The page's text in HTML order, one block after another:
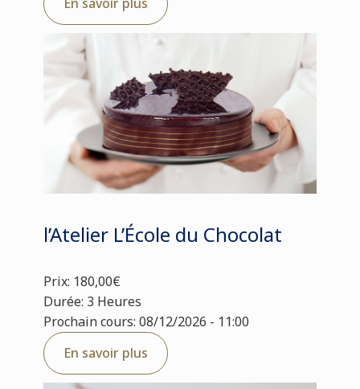
l’Atelier L’École du Chocolat
Prix: 180,00€
Durée: 3 Heures
Prochain cours: 08/12/2026 - 11:00
En savoir plus